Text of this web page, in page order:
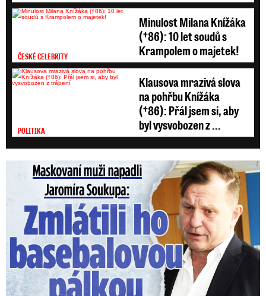
ČESKÉ CELEBRITY
Minulost Milana Knížáka
(†86): 10 let soudů s
Krampolem o majetek!
POLITIKA
Klausova mrazivá slova
na pohřbu Knížáka
(†86): Přál jsem si, aby
byl vysvobozen z ...
Maskovaní muži napadli Jaromíra Soukupa: Krvavá nakládačka